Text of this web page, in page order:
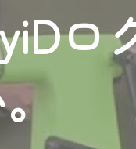
ロ
となります。
種サービスをご利
定できます。
でも作成可能です）
はこちら
聴いただけます。